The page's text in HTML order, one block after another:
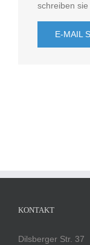
schreiben
E-MAIL
KONTAKT
Dilsberger Str. 37